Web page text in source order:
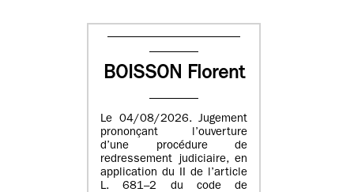
BOISSON Florent
Le 04/08/2026. Jugement
prononçant l’ouverture
d’une procédure de
redressement judiciaire, en
application du II de l’article
L. 681–2 du code de